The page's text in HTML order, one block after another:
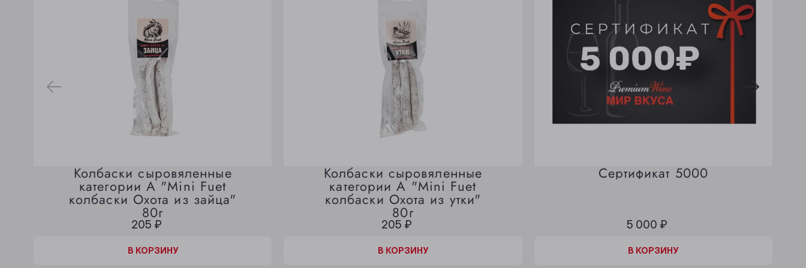
Колбаски сыровяленные
категории А "Mini Fuet
колбаски Охота из зайца"
80г
205 ₽
В КОРЗИНУ
В КОРЗИНЕ
Колбаски сыровяленные
категории А "Mini Fuet
колбаски Охота из утки"
80г
205 ₽
В КОРЗИНУ
В КОРЗИНЕ
Сертификат 5000
5 000 ₽
В КОРЗИНУ
В КОРЗИНЕ